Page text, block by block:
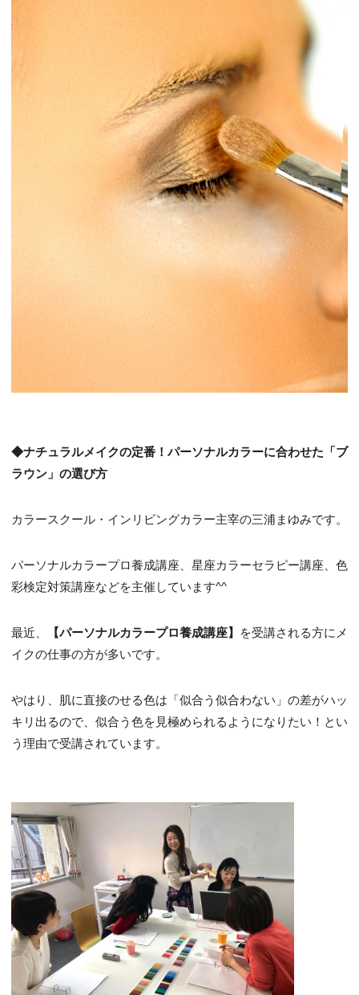
◆ナチュラルメイクの定番！パーソナルカラーに合わせた「ブ
ラウン」の選び方
カラースクール・インリビングカラー主宰の三浦まゆみです。
パーソナルカラープロ養成講座、星座カラーセラピー講座、色
彩検定対策講座などを主催しています^^
最近、 【パーソナルカラープロ養成講座】
を受講される方にメ
イクの仕事の方が多いです。
やはり、肌に直接のせる色は「似合う似合わない」の差がハッ
キリ出るので、似合う色を見極められるようになりたい！とい
う理由で受講されています。